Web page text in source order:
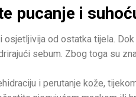
pucanje i
osjetljivija od ostatka tijela.
sebum. Zbog toga su
i perutanje kože,